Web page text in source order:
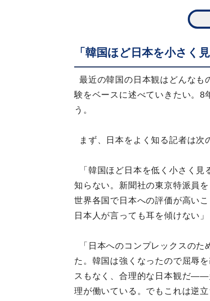
「韓国ほど日本を小さく
最近の韓国の日本観はどんなも
験をベースに述べていきたい。8
う。
まず、日本をよく知る記者は次
「韓国ほど日本を低く小さく
知らない。新聞社の東京特派員
世界各国で日本への評価が高い
日本人が言っても耳を傾けない」
「日本へのコンプレックスの
た。韓国は強くなったので屈辱
スもなく、合理的な日本観だ――
理が働いている。でもこれは逆